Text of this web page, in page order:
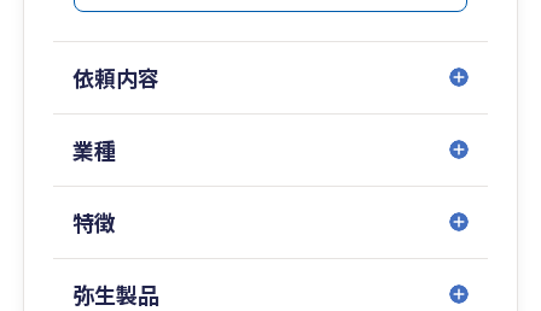
依頼内容
業種
特徴
弥生製品